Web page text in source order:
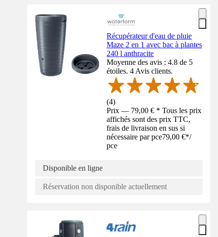
Récupérateur d'eau de pluie
Maze 2 en 1 avec bac à plantes
240 l anthracite
Moyenne des avis : 4.8 de 5
étoiles. 4 Avis clients.
(4)
Prix — 79,00 € * Tous les prix
affichés sont des prix TTC,
frais de livraison en sus si
nécessaire par pce79,00 €*/
pce
Disponible en ligne
Réservation non disponible actuellement